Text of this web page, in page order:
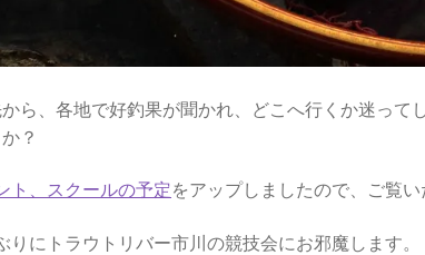
ら、各地で好釣果が聞かれ、どこへ行くか迷って
？
ト、スクールの予定をアップしましたので、ご覧い
りにトラウトリバー市川の競技会にお邪魔します。